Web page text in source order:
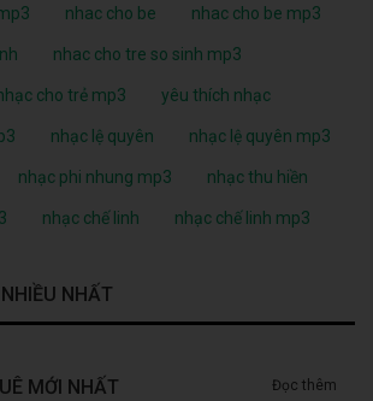
nhac cho be nhac cho be mp3
nhac cho tre so sinh mp3
cho trẻ mp3 yêu thích nhạc
nhạc lệ quyên nhạc lệ quyên mp3
nhạc phi nhung mp3 nhạc thu hiền
nhạc chế linh nhạc chế linh mp3
NHẤT
MỚI NHẤT Đọc thêm